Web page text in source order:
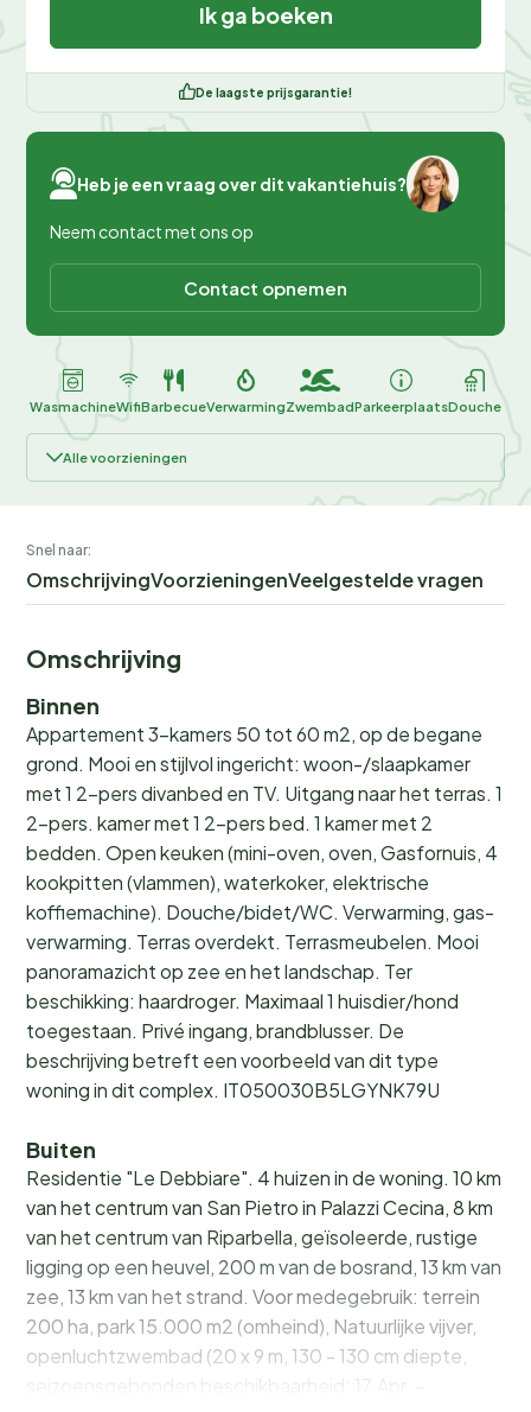
Ik ga boeken
De laagste prijsgarantie!
Heb je een vraag over dit vakantiehuis?
Neem contact met ons op
Contact opnemen
WasmachineWifiBarbecueVerwarmingZwembadParkeerplaatsDouche
Alle voorzieningen
Snel naar:
OmschrijvingVoorzieningenVeelgestelde vragen
Omschrijving
Binnen
Appartement 3-kamers 50 tot 60 m2, op de begane
grond. Mooi en stijlvol ingericht: woon-/slaapkamer
met 1 2-pers divanbed en TV. Uitgang naar het terras. 1
2-pers. kamer met 1 2-pers bed. 1 kamer met 2
bedden. Open keuken (mini-oven, oven, Gasfornuis, 4
kookpitten (vlammen), waterkoker, elektrische
koffiemachine). Douche/bidet/WC. Verwarming, gas-
verwarming. Terras overdekt. Terrasmeubelen. Mooi
panoramazicht op zee en het landschap. Ter
beschikking: haardroger. Maximaal 1 huisdier/hond
toegestaan. Privé ingang, brandblusser. De
beschrijving betreft een voorbeeld van dit type
woning in dit complex. IT050030B5LGYNK79U
Buiten
Residentie "Le Debbiare". 4 huizen in de woning. 10 km
van het centrum van San Pietro in Palazzi Cecina, 8 km
van het centrum van Riparbella, geïsoleerde, rustige
ligging op een heuvel, 200 m van de bosrand, 13 km van
zee, 13 km van het strand. Voor medegebruik: terrein
200 ha, park 15.000 m2 (omheind), Natuurlijke vijver,
openluchtzwembad (20 x 9 m, 130 - 130 cm diepte,
seizoensgebonden beschikbaarheid: 17.Apr. -